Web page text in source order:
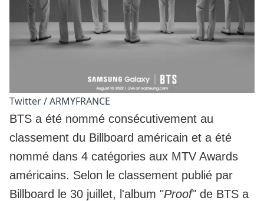
Twitter / ARMYFRANCE
BTS a été nommé consécutivement au
classement du Billboard américain et a été
nommé dans 4 catégories aux MTV Awards
américains. Selon le classement publié par
Billboard le 30 juillet, l'album "Proof" de BTS a